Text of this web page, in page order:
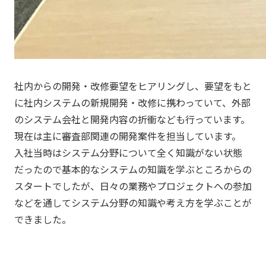
社内からの開発・改修要望をヒアリングし、要望をもと
に社内システムの新規開発・改修に携わっていて、外部
のシステム会社と開発内容の折衝なども行っています。
現在は主に審査部関連の開発案件を担当しています。
入社当時はシステム分野について全く知識がない状態
だったので基本的なシステムの知識を学ぶところからの
スタートでしたが、日々の業務やプロジェクトへの参加
などを通してシステム分野の知識や考え方を学ぶことが
できました。